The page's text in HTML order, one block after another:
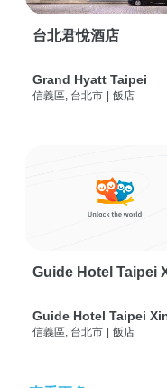
台北君悅酒店
Grand Hyatt Taipei
信義區, 台北市 飯店
Guide Hotel Taipei
Guide Hotel Taipei
信義區, 台北市 | 飯店